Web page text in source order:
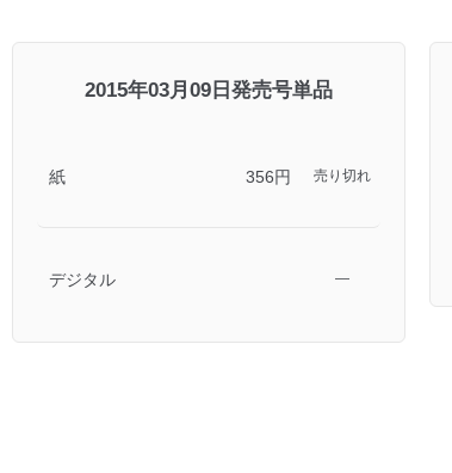
2015年03月09日発売号単品
紙 356円 売り切れ
デジタル ―